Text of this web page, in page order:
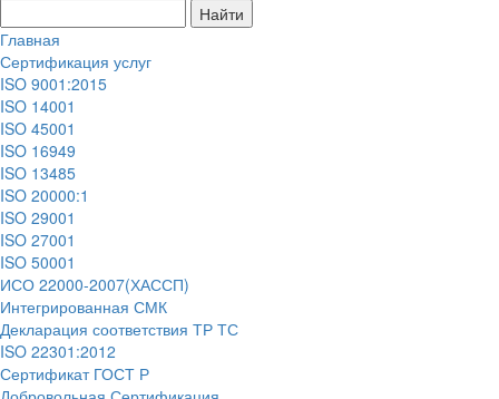
Главная
Сертификация услуг
ISO 9001:2015
ISO 14001
ISO 45001
ISO 16949
ISO 13485
ISO 20000:1
ISO 29001
ISO 27001
ISO 50001
ИСО 22000-2007(ХАССП)
Интегрированная СМК
Декларация соответствия ТР ТС
ISO 22301:2012
Сертификат ГОСТ Р